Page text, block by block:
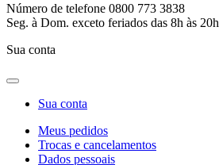
Número de telefone 0800 773 3838
Seg. à Dom. exceto feriados das 8h às 20h
Sua conta
Sua conta
Meus pedidos
Trocas e cancelamentos
Dados pessoais